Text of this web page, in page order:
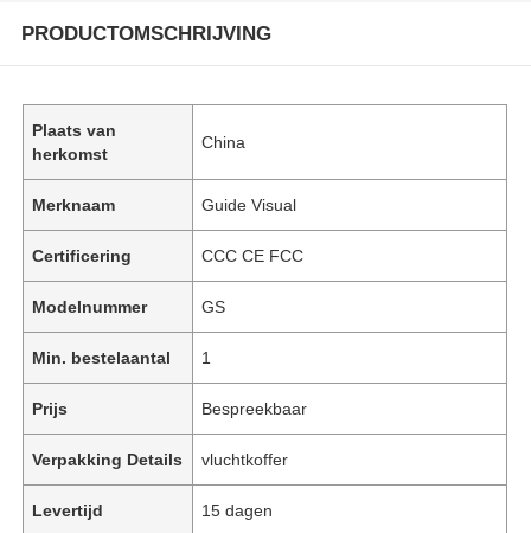
PRODUCTOMSCHRIJVING
Plaats van
herkomst
China
Merknaam Guide Visual
Certificering CCC CE FCC
Modelnummer GS
Min. bestelaantal 1
Prijs Bespreekbaar
Verpakking Details vluchtkoffer
Levertijd 15 dagen